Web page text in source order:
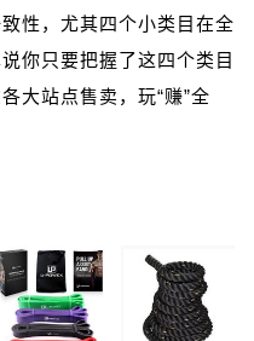
性，尤其四个小类目在全
你只要把握了这四个类目
大站点售卖，玩“赚”全